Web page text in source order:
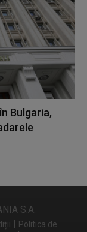
Bulgaria,
S.A.
Politica de